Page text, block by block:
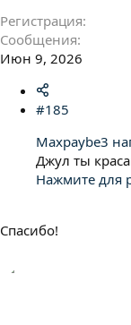
Регистрация
Сообщения
Июн 9, 2026
#185
Maxpaybe3
Джул ты
Нажмите для
Спасибо!